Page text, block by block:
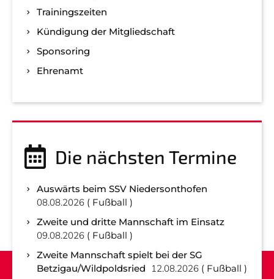
Trainingszeiten
Kündigung der Mitgliedschaft
Sponsoring
Ehrenamt
Die nächsten Termine
Auswärts beim SSV Niedersonthofen
08.08.2026
Fußball
Zweite und dritte Mannschaft im Einsatz
09.08.2026
Fußball
Zweite Mannschaft spielt bei der SG
Betzigau/Wildpoldsried
12.08.2026
Fußball